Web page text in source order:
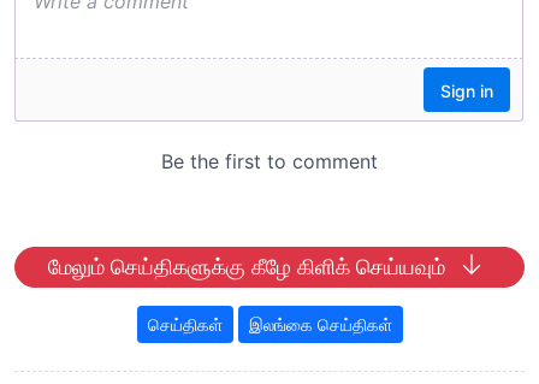
மேலும் செய்திகளுக்கு கீழே கிளிக் செய்யவும்
செய்திகள் இலங்கை செய்திகள்